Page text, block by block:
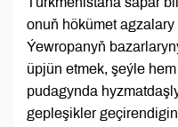
onuň hökümet
Ýewropanyň
üpjün etmek, şeýle
pudagynda
gepleşikler